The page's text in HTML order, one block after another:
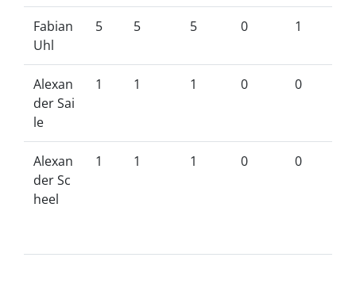
Fabian
Uhl
5 5 5 0 1
Alexan
der Sai
le
1 1 1 0 0
Alexan
der Sc
heel
1 1 1 0 0